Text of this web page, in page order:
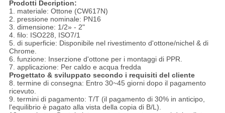
Prodotti Decription:
1. materiale: Ottone (CW617N)
2. pressione nominale: PN16
3. dimensione: 1/2» - 2"
4. filo: ISO228, ISO7/1
5. di superficie: Disponibile nel rivestimento d'ottone/nichel & di
Chrome.
6. funzione: Inserzione d'ottone per i montaggi di PPR.
7. applicazione: Per caldo e acqua fredda
Progettato & sviluppato secondo i requisiti del cliente
8. termine di consegna: Entro 30~45 giorni dopo il pagamento
ricevuto.
9. termini di pagamento: T/T (il pagamento di 30% in anticipo,
l'equilibrio è pagato alla vista della copia di B/L).